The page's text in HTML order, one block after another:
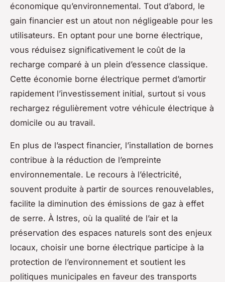
économique qu’environnemental. Tout d’abord, le
gain financier est un atout non négligeable pour les
utilisateurs. En optant pour une borne électrique,
vous réduisez significativement le coût de la
recharge comparé à un plein d’essence classique.
Cette économie borne électrique permet d’amortir
rapidement l’investissement initial, surtout si vous
rechargez régulièrement votre véhicule électrique à
domicile ou au travail.
En plus de l’aspect financier, l’installation de bornes
contribue à la réduction de l’empreinte
environnementale. Le recours à l’électricité,
souvent produite à partir de sources renouvelables,
facilite la diminution des émissions de gaz à effet
de serre. À Istres, où la qualité de l’air et la
préservation des espaces naturels sont des enjeux
locaux, choisir une borne électrique participe à la
protection de l’environnement et soutient les
politiques municipales en faveur des transports